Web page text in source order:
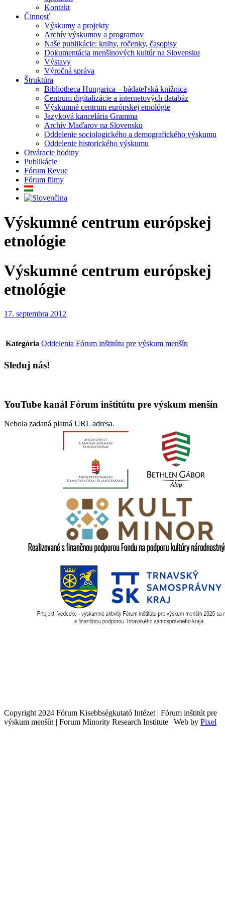
Kontakt
Činnosť
Výskumy a projekty
Archív výskumov a programov
Naše publikácie: knihy, ročenky, časopisy
Dokumentácia menšinových kultúr na Slovensku
Výstavy
Výročná správa
Štruktúra
Bibliotheca Hungarica – bádateľská knižnica
Centrum digitalizácie a internetových databáz
Výskumné centrum európskej etnológie
Jazyková kancelária Gramma
Archív Maďarov na Slovensku
Oddelenie sociologického a demografického výskumu
Oddelenie historického výskumu
Otváracie hodiny
Publikácie
Fórum Revue
Fórum filmy
Výskumné centrum európskej
etnológie
Výskumné centrum európskej
etnológie
17. septembra 2012
Kategória Oddelenia Fórum inštitútu pre výskum menšín
Sleduj nás!
YouTube kanál Fórum inštitútu pre výskum menšín
Nebola zadaná platná URL adresa.
Copyright 2024 Fórum Kisebbségkutató Intézet | Fórum inštitút pre
výskum menšín | Forum Minority Research Institute | Web by Pixel